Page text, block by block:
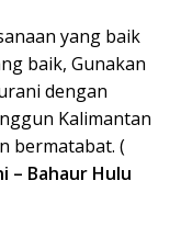
yang baik
baik, Gunakan
dengan
Kalimantan
bermatabat. (
– Bahaur Hulu